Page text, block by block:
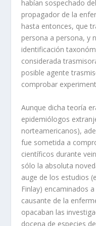
habían sospechado
propagador de la
hasta entonces, que
persona a persona, y
identificación
considerada
posible agente
comprobar
Aunque dicha teoría
epidemiólogos
norteamericanos),
fue sometida a
científicos durante
sólo la absoluta
auge de los estudios
Finlay) encaminados
causante de la
opacaban las
docena de especies